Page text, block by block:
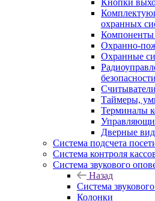
Кнопки
охранных
Компоненты
Охранно-
Охранные
безопасности
Таймеры,
Терминалы
Дверные
Система подсчета
Система контроля
Система звукового
Назад
Система
Колонки